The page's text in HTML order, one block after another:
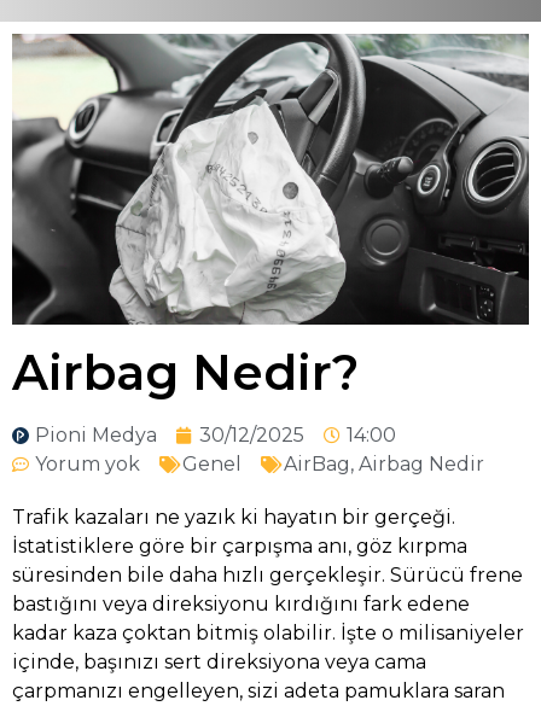
Airbag Nedir?
Pioni Medya 30/12/2025
14:00
Yorum yok
Genel AirBag, Airbag Nedir
Trafik kazaları ne yazık ki hayatın bir gerçeği.
İstatistiklere göre bir çarpışma anı, göz kırpma
süresinden bile daha hızlı gerçekleşir. Sürücü frene
bastığını veya direksiyonu kırdığını fark edene
kadar kaza çoktan bitmiş olabilir. İşte o milisaniyeler
içinde, başınızı sert direksiyona veya cama
çarpmanızı engelleyen, sizi adeta pamuklara saran